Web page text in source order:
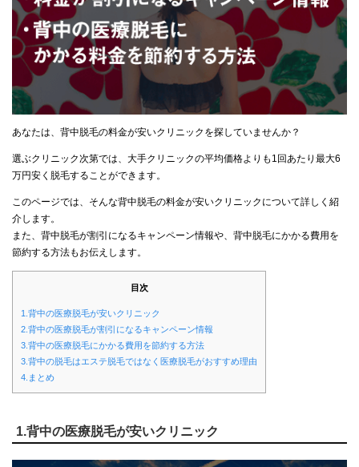
あなたは、背中脱毛の料金が安いクリニックを探していませんか？
選ぶクリニック次第では、大手クリニックの平均価格よりも1回あたり最大6
万円安く脱毛することができます。
このページでは、そんな背中脱毛の料金が安いクリニックについて詳しく紹
介します。
また、背中脱毛が割引になるキャンペーン情報や、背中脱毛にかかる費用を
節約する方法もお伝えします。
目次
1.背中の医療脱毛が安いクリニック
2.背中の医療脱毛が割引になるキャンペーン情報
3.背中の医療脱毛にかかる費用を節約する方法
3.背中の脱毛はエステ脱毛ではなく医療脱毛がおすすめ理由
4.まとめ
1.背中の医療脱毛が安いクリニック